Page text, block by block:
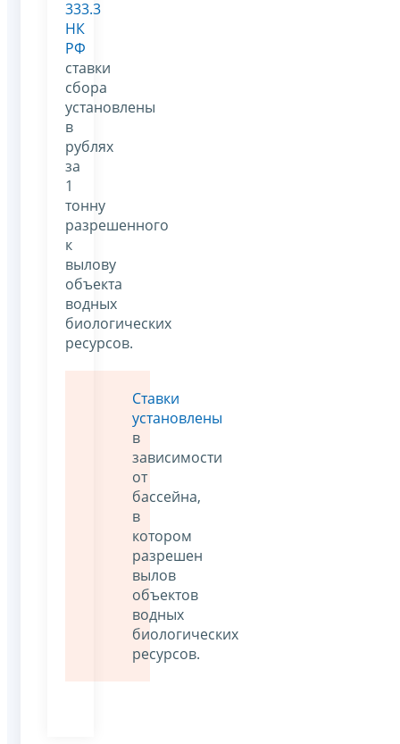
333.3
НК
РФ
ставки
сбора
установлены
в
рублях
за
1
тонну
разрешенного
к
вылову
объекта
водных
биологических
ресурсов.
Ставки
установлены
в
зависимости
от
бассейна,
в
котором
разрешен
вылов
объектов
водных
биологических
ресурсов.